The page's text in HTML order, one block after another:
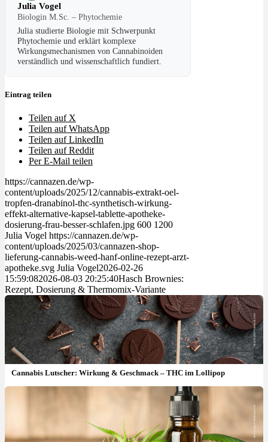
Julia Vogel
Biologin M.Sc. – Phytochemie
Julia studierte Biologie mit Schwerpunkt
Phytochemie und erklärt komplexe
Wirkungsmechanismen von Cannabinoiden
verständlich und wissenschaftlich fundiert.
Eintrag teilen
Teilen auf X
Teilen auf WhatsApp
Teilen auf LinkedIn
Teilen auf Reddit
Per E-Mail teilen
https://cannazen.de/wp-
content/uploads/2025/12/cannabis-extrakt-oel-
tropfen-dranabinol-thc-synthetisch-wirkung-
effekt-alternative-kapsel-tablette-apotheke-
dosierung-frau-besser-schlafen.jpg 600 1200
Julia Vogel https://cannazen.de/wp-
content/uploads/2025/03/cannazen-shop-
lieferung-cannabis-weed-hanf-online-rezept-arzt-
apotheke.svg Julia Vogel2026-02-26
15:59:082026-08-03 20:25:40Hasch Brownies:
Rezept, Dosierung & Thermomix-Variante
Cannabis Lutscher: Wirkung & Geschmack – THC im Lollipop